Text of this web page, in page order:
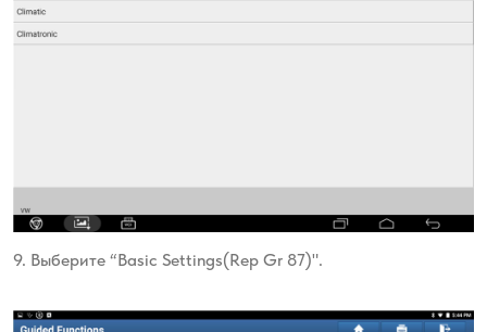
9. Выберите “Basic Settings(Rep Gr 87)".